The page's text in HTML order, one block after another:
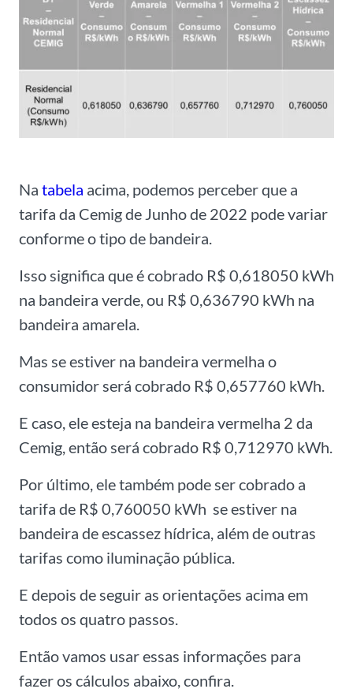
Na tabela acima, podemos perceber que a
tarifa da Cemig de Junho de 2022 pode variar
conforme o tipo de bandeira.
Isso significa que é cobrado R$ 0,618050 kWh
na bandeira verde, ou R$ 0,636790 kWh na
bandeira amarela.
Mas se estiver na bandeira vermelha o
consumidor será cobrado R$ 0,657760 kWh.
E caso, ele esteja na bandeira vermelha 2 da
Cemig, então será cobrado R$ 0,712970 kWh.
Por último, ele também pode ser cobrado a
tarifa de R$ 0,760050 kWh se estiver na
bandeira de escassez hídrica, além de outras
tarifas como iluminação pública.
E depois de seguir as orientações acima em
todos os quatro passos.
Então vamos usar essas informações para
fazer os cálculos abaixo, confira.